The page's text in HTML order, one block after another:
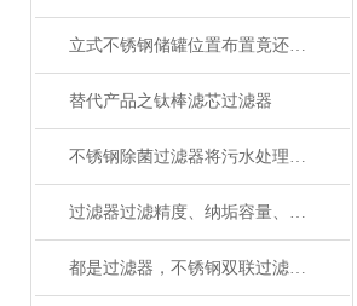
立式不锈钢储罐位置布置竟还有这些讲究！
替代产品之钛棒滤芯过滤器
不锈钢除菌过滤器将污水处理带入自动化时代
过滤器过滤精度、纳垢容量、压力损失，还有这么多专业术语
都是过滤器，不锈钢双联过滤器有什么区别？